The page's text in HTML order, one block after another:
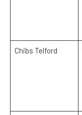
Chibs Telford